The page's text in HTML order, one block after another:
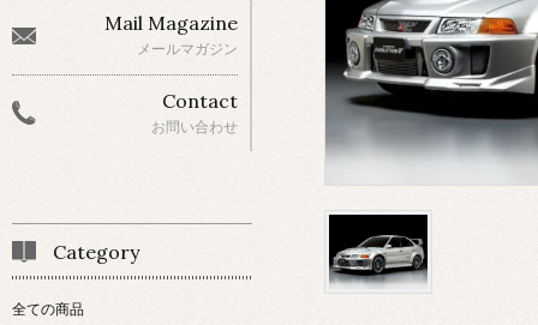
Mail Magazine
メールマガジン
Contact
お問い合わせ
Category
全ての商品